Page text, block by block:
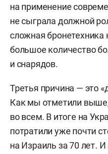
на применение
не сыграла должной
сложная
большое количество
и снарядов.
Третья причина — это
Как мы отметили
во всем. В итоге на
потратили уже почти
на Израиль за 70 лет.